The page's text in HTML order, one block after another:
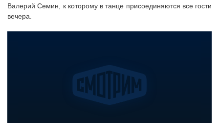
Валерий Семин, к которому в танце присоединяются все гости
вечера.